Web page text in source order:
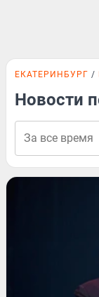
ЕКАТЕРИНБУРГ
Новости